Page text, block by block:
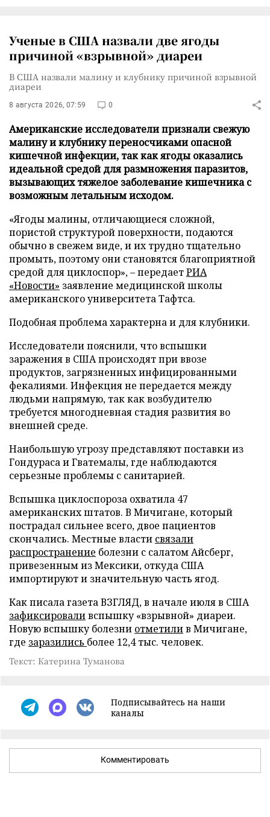
Ученые в США назвали две ягоды
причиной «взрывной» диареи
В США назвали малину и клубнику причиной взрывной
диареи
8 августа 2026, 07:59 0
Американские исследователи признали свежую
малину и клубнику переносчиками опасной
кишечной инфекции, так как ягоды оказались
идеальной средой для размножения паразитов,
вызывающих тяжелое заболевание кишечника с
возможным летальным исходом.
«Ягоды малины, отличающиеся сложной,
пористой структурой поверхности, подаются
обычно в свежем виде, и их трудно тщательно
промыть, поэтому они становятся благоприятной
средой для циклоспор», – передаетРИА
«Новости» заявление медицинской школы
американского университета Тафтса.
Подобная проблема характерна и для клубники.
Исследователи пояснили, что вспышки
заражения в США происходят при ввозе
продуктов, загрязненных инфицированными
фекалиями. Инфекция не передается между
людьми напрямую, так как возбудителю
требуется многодневная стадия развития во
внешней среде.
Наибольшую угрозу представляют поставки из
Гондураса и Гватемалы, где наблюдаются
серьезные проблемы с санитарией.
Вспышка циклоспороза охватила 47
американских штатов. В Мичигане, который
пострадал сильнее всего, двое пациентов
скончались. Местные власти связали
распространение болезни с салатом Айсберг,
привезенным из Мексики, откуда США
импортируют и значительную часть ягод.
Как писала газета ВЗГЛЯД, в начале июля в США
зафиксироваливспышку «взрывной» диареи.
Новую вспышку болезни отметилив Мичигане,
где заразились более 12,4 тыс. человек.
Текст: Катерина Туманова
Подписывайтесь на наши
каналы
Комментировать